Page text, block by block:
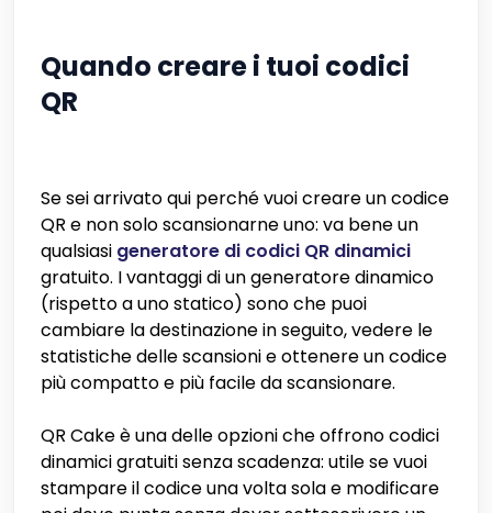
Quando creare i tuoi codici
QR
Se sei arrivato qui perché vuoi creare un codice
QR e non solo scansionarne uno: va bene un
qualsiasi generatore di codici QR dinamici
gratuito. I vantaggi di un generatore dinamico
(rispetto a uno statico) sono che puoi
cambiare la destinazione in seguito, vedere le
statistiche delle scansioni e ottenere un codice
più compatto e più facile da scansionare.
QR Cake è una delle opzioni che offrono codici
dinamici gratuiti senza scadenza: utile se vuoi
stampare il codice una volta sola e modificare